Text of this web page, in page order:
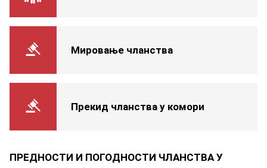
Мировање чланства
Прекид чланства у комори
ПРЕДНОСТИ И ПОГОДНОСТИ ЧЛАНСТВА У